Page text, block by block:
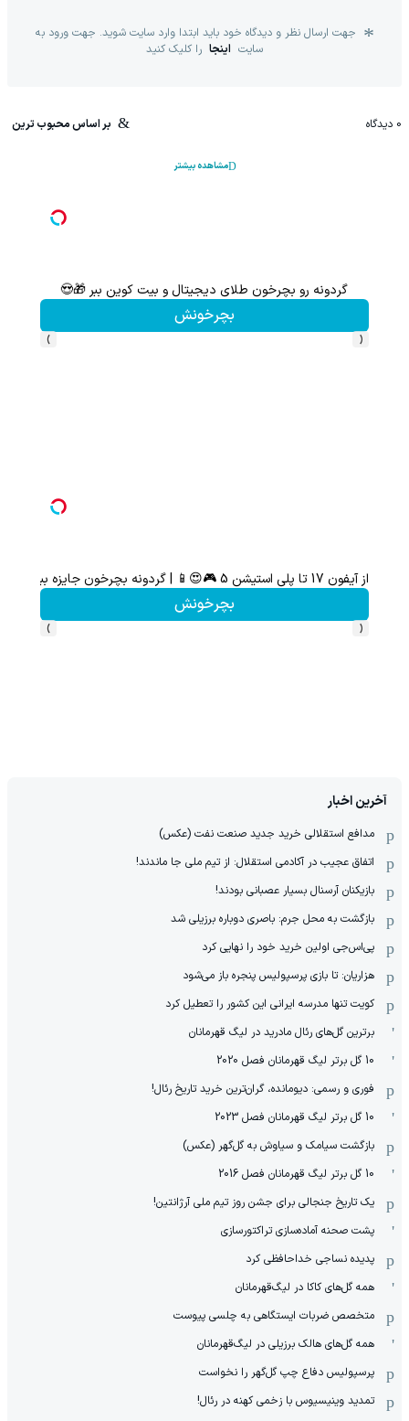
جهت ارسال نظر و دیدگاه خود باید ابتدا وارد سایت شوید. جهت ورود به
سایت اینجا را کلیک کنید
0 دیدگاه بر اساس محبوب ترین
مشاهده بیشتر
گردونه رو بچرخون طلای دیجیتال و بیت کوین ببر 🎁😍
بچرخونش
‹
›
از آیفون 17 تا پلی استیشن 5 🎮😍📱 | گردونه بچرخون جایزه ببر
بچرخونش
‹
›
آخرین اخبار
مدافع استقلالی خرید جدید صنعت نفت (عکس)
اتفاق عجیب در آکادمی استقلال: از تیم ملی جا ماندند!
بازیکنان آرسنال بسیار عصبانی بودند!
بازگشت به محل جرم: باصری دوباره برزیلی شد
پی‌اس‌جی اولین خرید خود را نهایی کرد
هزاریان: تا بازی پرسپولیس پنجره باز می‌شود
کویت تنها مدرسه ایرانی این کشور را تعطیل کرد
برترین گل‌های رئال مادرید در لیگ قهرمانان
10 گل برتر لیگ قهرمانان فصل 2020
فوری و رسمی: دیومانده، گران‌ترین خرید تاریخ رئال!
10 گل برتر لیگ قهرمانان فصل 2023
بازگشت سیامک و سیاوش به گل‌گهر (عکس)
10 گل برتر لیگ قهرمانان فصل 2016
یک تاریخ جنجالی برای جشن روز تیم ملی آرژانتین!
پشت صحنه آماده‌سازی تراکتورسازی
پدیده نساجی خداحافظی کرد
همه گل‌های کاکا در لیگ‌قهرمانان
متخصص ضربات ایستگاهی به چلسی پیوست
همه گل‌های هالک برزیلی در لیگ‌قهرمانان
پرسپولیس دفاع چپ گل‌گهر را نخواست
تمدید وینیسیوس با زخمی کهنه در رئال!